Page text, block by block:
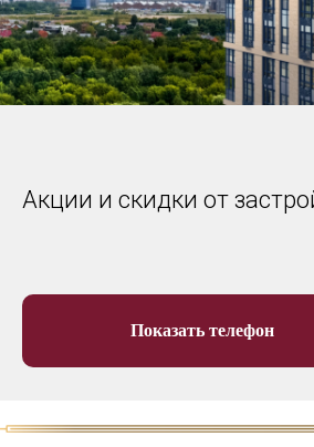
Акции и скидки от
Показать телефон